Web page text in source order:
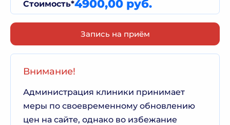
Стоимость*4900,00 руб.
Запись на приём
Внимание!
Администрация клиники принимает
меры по своевременному обновлению
цен на сайте, однако во избежание